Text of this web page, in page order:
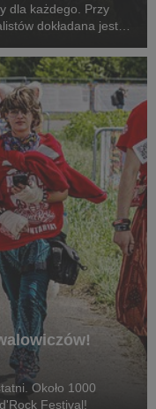
dla każdego. Przy
dokładana jest
Około 1000
Festival!